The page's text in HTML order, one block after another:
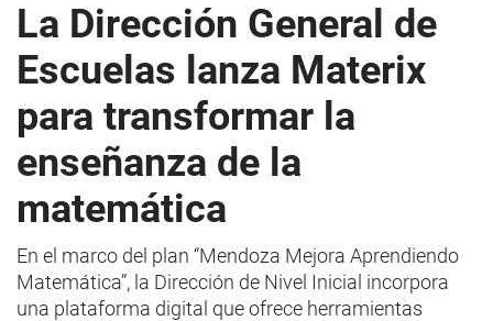
La Dirección General de
Escuelas lanza Materix
para transformar la
enseñanza de la
matemática
En el marco del plan “Mendoza Mejora Aprendiendo
Matemática”, la Dirección de Nivel Inicial incorpora
una plataforma digital que ofrece herramientas